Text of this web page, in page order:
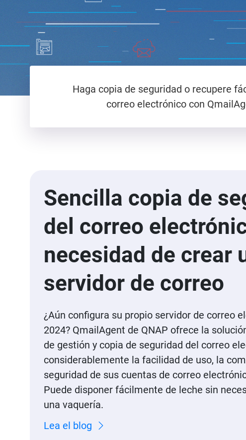
Haga copia de seguridad o recupere
correo electrónico con
Sencilla copia de
del correo
necesidad de crear
servidor de correo
¿Aún configura su propio servidor de correo
2024? QmailAgent de QNAP ofrece la
de gestión y copia de seguridad del correo
considerablemente la facilidad de uso, la
seguridad de sus cuentas de correo
Puede disponer fácilmente de leche sin
una vaquería.
Lea el blog